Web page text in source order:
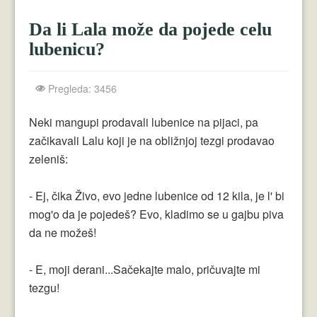
Perica
Plavuše
Piroćanci
Vicevi Razni
Najbolji Vicevi
Da li Lala može da pojede celu
lubenicu?
Pregleda: 3456
Neki mangupi prodavali lubenice na pijaci, pa
začikavali Lalu koji je na obližnjoj tezgi prodavao
zeleniš:
- Ej, čika Živo, evo jedne lubenice od 12 kila, je l' bi
mog'o da je pojedeš? Evo, kladimo se u gajbu piva
da ne možeš!
- E, moji derani...Sačekajte malo, pričuvajte mi
tezgu!